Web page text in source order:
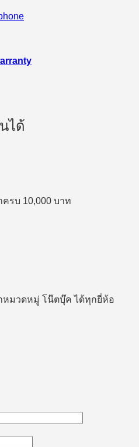
ได้
รบ 10,000 บาท
หมวดหมู่ โน๊ตบุ๊ค ได้ทุกยี่ห้อ